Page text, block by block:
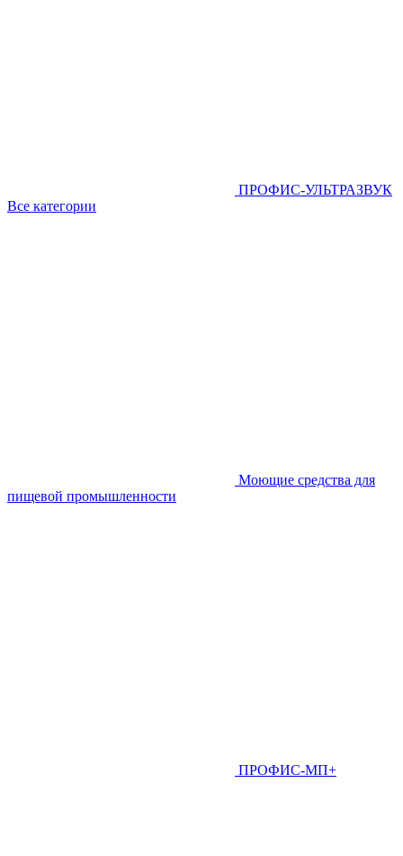
ПРОФИС-УЛЬТРАЗВУК
Все категории
Моющие средства для
пищевой промышленности
ПРОФИС-МП+